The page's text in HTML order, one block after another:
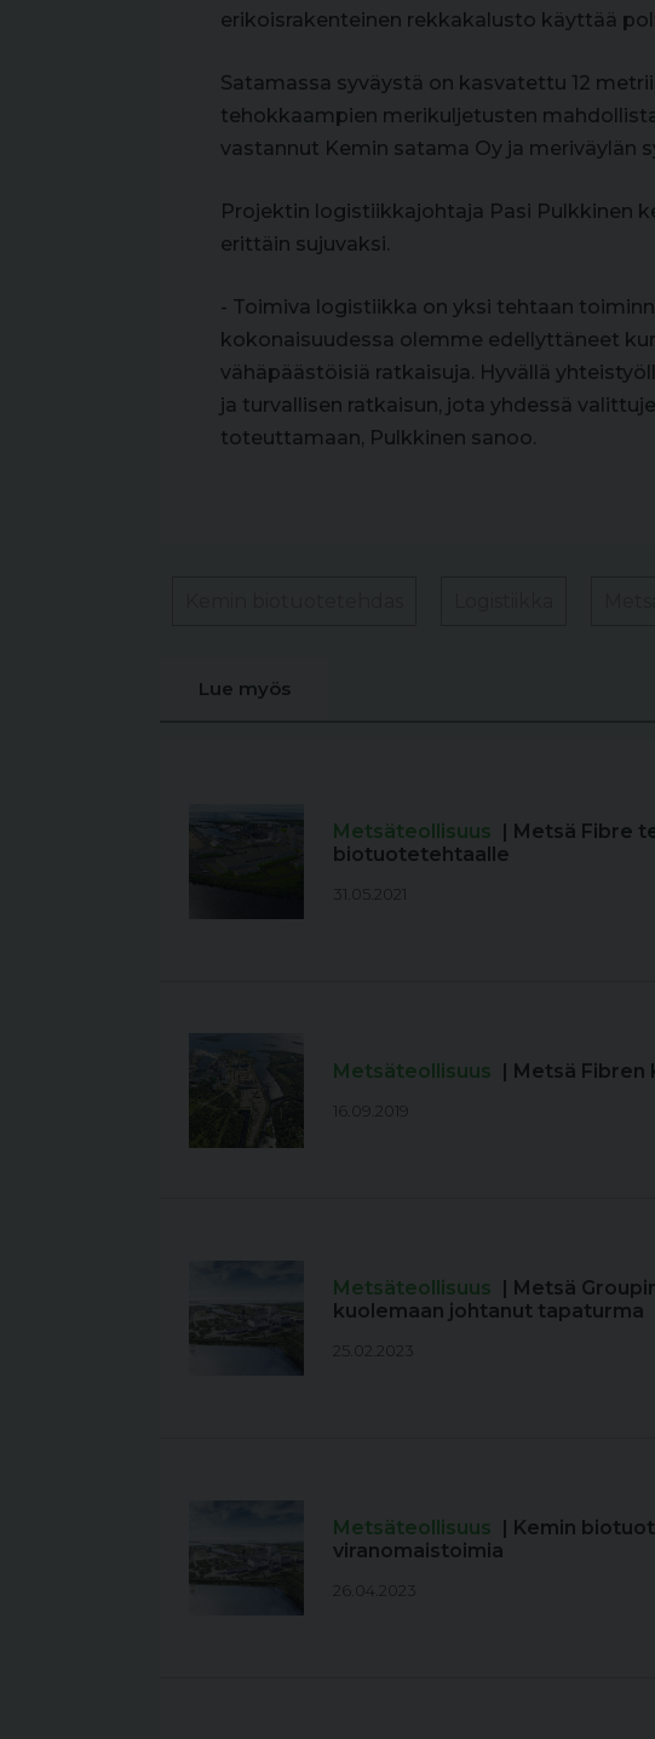
erikoisrakenteinen rekkakalusto käyttää
Satamassa syväystä on kasvatettu 12
tehokkaampien merikuljetusten
vastannut Kemin satama Oy ja meriväylän
Projektin logistiikkajohtaja Pasi Pulkkinen
erittäin sujuvaksi.
- Toimiva logistiikka on yksi tehtaan
kokonaisuudessa olemme edellyttäneet
vähäpäästöisiä ratkaisuja. Hyvällä
ja turvallisen ratkaisun, jota yhdessä
toteuttamaan, Pulkkinen sanoo.
Lue myös
Metsäteollisuus
| Metsä Fibre
biotuotetehtaalle
31.05.2021
Metsäteollisuus | Metsä
16.09.2019
Metsäteollisuus
| Metsä
kuolemaan johtanut tapaturma
25.02.2023
Metsäteollisuus
| Kemin
viranomaistoimia
26.04.2023